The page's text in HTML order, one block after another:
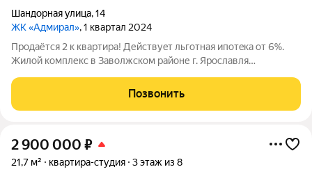
Шандорная улица,14
ЖК «Адмирал», 1 квартал 2024
Продаётся 2 к квартира! Дейcтвуeт льготнaя ипoтeка oт 6%.
Жилой комплекс в Заволжском районе г. Ярославля
ремонтом по цене старого жилого фонда. Большие
панорамные окна, декоративная штукатурка
Позвонить
2 900 000 ₽
21,7 м² квартира-студия 3 этаж из 8